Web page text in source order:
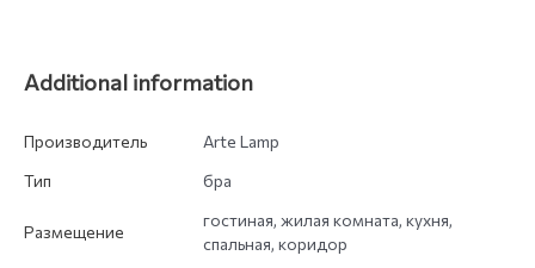
Additional information
Производитель
Arte Lamp
Тип
бра
Размещение
гостиная, жилая комната, кухня,
спальная, коридор